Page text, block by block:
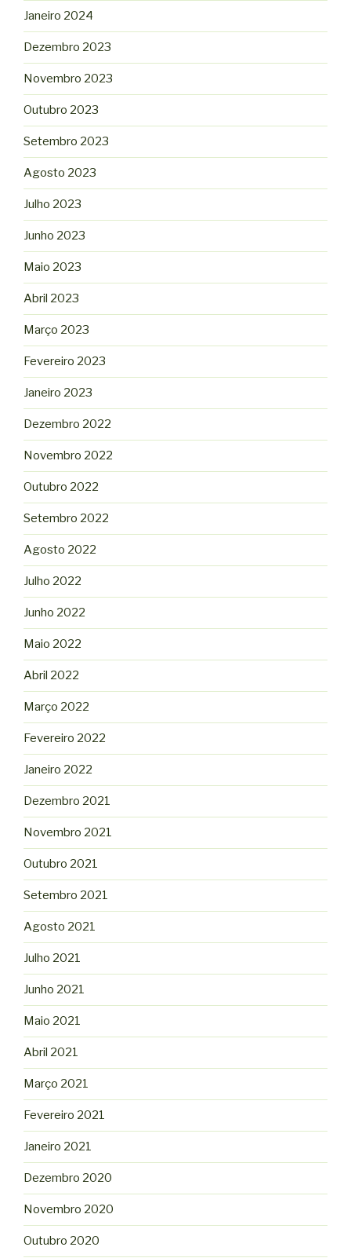
Janeiro 2024
Dezembro 2023
Novembro 2023
Outubro 2023
Setembro 2023
Agosto 2023
Julho 2023
Junho 2023
Maio 2023
Abril 2023
Março 2023
Fevereiro 2023
Janeiro 2023
Dezembro 2022
Novembro 2022
Outubro 2022
Setembro 2022
Agosto 2022
Julho 2022
Junho 2022
Maio 2022
Abril 2022
Março 2022
Fevereiro 2022
Janeiro 2022
Dezembro 2021
Novembro 2021
Outubro 2021
Setembro 2021
Agosto 2021
Julho 2021
Junho 2021
Maio 2021
Abril 2021
Março 2021
Fevereiro 2021
Janeiro 2021
Dezembro 2020
Novembro 2020
Outubro 2020